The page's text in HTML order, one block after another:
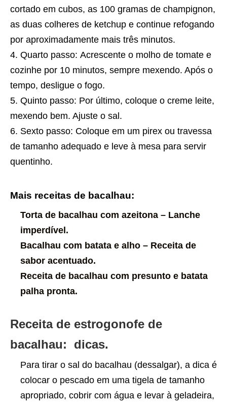
cortado em cubos, as 100 gramas de champignon,
as duas colheres de ketchup e continue refogando
por aproximadamente mais três minutos.
Quarto passo: Acrescente o molho de tomate e
cozinhe por 10 minutos, sempre mexendo. Após o
tempo, desligue o fogo.
Quinto passo: Por último, coloque o creme leite,
mexendo bem. Ajuste o sal.
Sexto passo: Coloque em um pirex ou travessa
de tamanho adequado e leve à mesa para servir
quentinho.
Mais receitas de bacalhau:
Torta de bacalhau com azeitona – Lanche
imperdível.
Bacalhau com batata e alho – Receita de
sabor acentuado.
Receita de bacalhau com presunto e batata
palha pronta.
Receita de estrogonofe de
bacalhau: dicas.
Para tirar o sal do bacalhau (dessalgar), a dica é
colocar o pescado em uma tigela de tamanho
apropriado, cobrir com água e levar à geladeira,